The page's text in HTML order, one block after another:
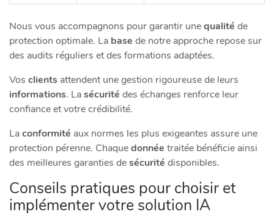
Nous vous accompagnons pour garantir unequalité de
protection optimale. La base de notre approche repose sur
des audits réguliers et des formations adaptées.
Vos clients attendent une gestion rigoureuse de leurs
informations. Lasécurité des échanges renforce leur
confiance et votre crédibilité.
Laconformité aux normes les plus exigeantes assure une
protection pérenne. Chaquedonnée traitée bénéficie ainsi
des meilleures garanties desécurité disponibles.
Conseils pratiques pour choisir et
implémenter votre solution IA